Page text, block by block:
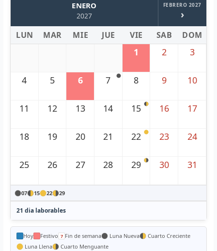
ENERO
2027
FEBRERO 2027
›
LUN MAR MIE JUE VIE SAB DOM
1 2 3
4 5 6 7 8 9 10
11 12 13 14 15 16 17
18 19 20 21 22 23 24
25 26 27 28 29 30 31
07 15 22 29
21 dia laborables
Hoy Festivo Fin de semana Luna Nueva
Cuarto Creciente
Luna Llena
Cuarto Menguante